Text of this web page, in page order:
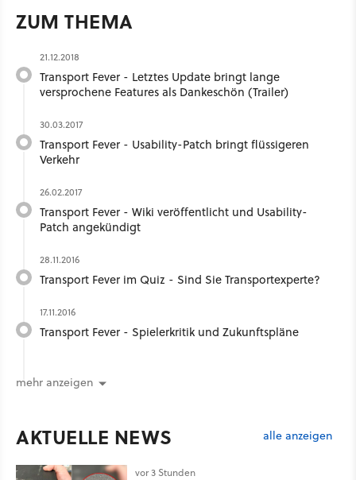
ZUM THEMA
21.12.2018
Transport Fever - Letztes Update bringt lange
versprochene Features als Dankeschön (Trailer)
30.03.2017
Transport Fever - Usability-Patch bringt flüssigeren
Verkehr
26.02.2017
Transport Fever - Wiki veröffentlicht und Usability-
Patch angekündigt
28.11.2016
Transport Fever im Quiz - Sind Sie Transportexperte?
17.11.2016
Transport Fever - Spielerkritik und Zukunftspläne
mehr anzeigen
AKTUELLE NEWS alle anzeigen
vor 3 Stunden